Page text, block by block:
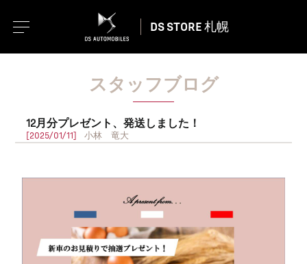
DS STORE 札幌
スタッフブログ
12月分プレゼント、発送しました！
[2025/01/11] 小林 竜大